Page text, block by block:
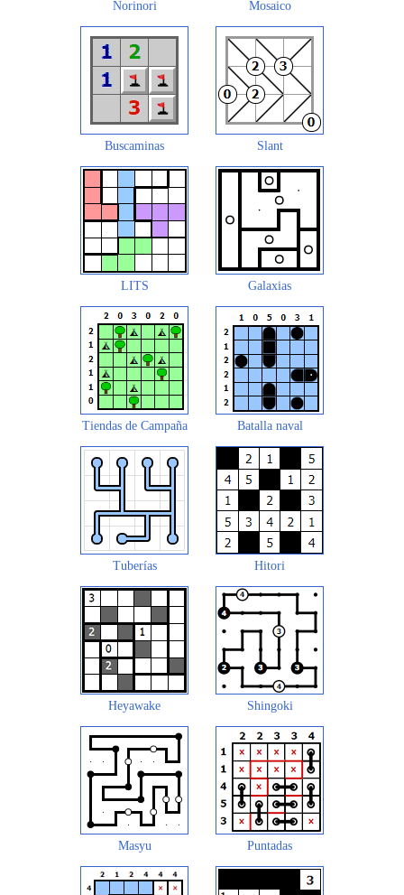
Norinori Mosaico
Buscaminas Slant
LITS Galaxias
Tiendas de Campaña Batalla naval
Tuberías Hitori
Heyawake Shingoki
Masyu Puntadas